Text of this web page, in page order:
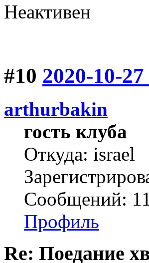
Неактивен
#10 2020-10-
arthurbakin
гость клуба
Откуда: israel
Сообщений: 11
Профиль
Re: Поедание